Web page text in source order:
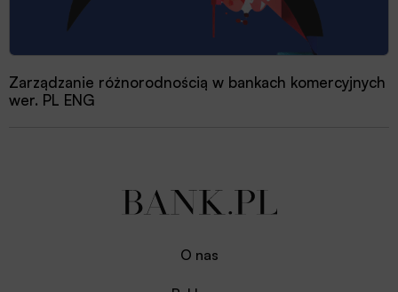
Zarządzanie różnorodnością w bankach komercyjnych
wer. PL ENG
O nas